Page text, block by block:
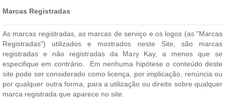
Marcas Registradas
As marcas registradas, as marcas de serviço e os logos (as "Marcas
Registradas") utilizados e mostrados neste Site, são marcas
registradas e não registradas da Mary Kay, a menos que se
especifique em contrário. Em nenhuma hipótese o conteúdo deste
site pode ser considerado como licença, por implicação, renúncia ou
por qualquer outra forma, para a utilização ou direito sobre qualquer
marca registrada que aparece no site.